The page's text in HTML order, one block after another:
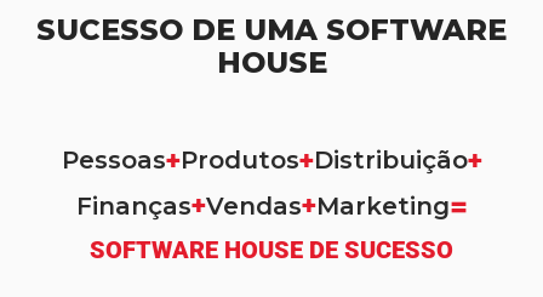
SUCESSO DE UMA SOFTWARE
HOUSE
Pessoas+Produtos+Distribuição+
Finanças+Vendas+Marketing=
SOFTWARE HOUSE DE SUCESSO